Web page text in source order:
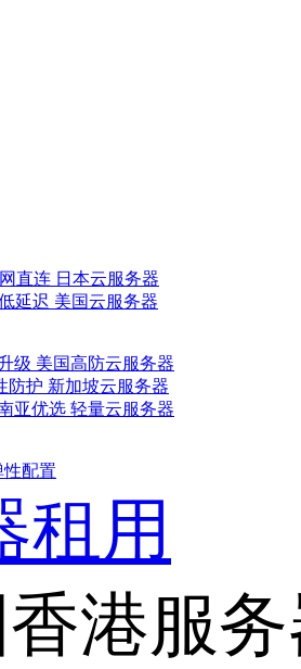
直连 日本云服务器
延迟 美国云服务器
级 美国高防云服务器
防护 新加坡云服务器
亚优选 轻量云服务器
性配置
租用
港服